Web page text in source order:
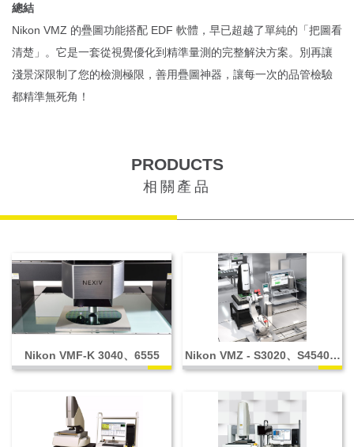
總結
Nikon VMZ 的疊圖功能搭配 EDF 軟體，早已超越了單純的「把圖看
清楚」。它是一套從視覺優化到精準量測的完整解決方案。別再讓
淺景深限制了您的檢測極限，善用疊圖神器，讓每一次的品管檢驗
都精準無死角！
PRODUCTS
相關產品
Nikon VMF-K 3040、6555
Nikon VMZ - S3020、S4540、
S6555